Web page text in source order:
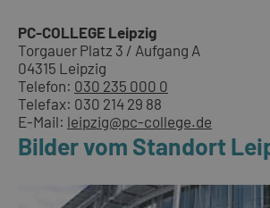
PC-COLLEGE Leipzig
Torgauer Platz 3 / Aufgang A
04315 Leipzig
Telefon: 030 235 000 0
Telefax: 030 214 29 88
E-Mail: leipzig@pc-college.de
Bilder vom Standort